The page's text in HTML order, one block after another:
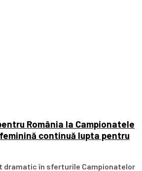
România la Campionatele
continuă lupta pentru
dramatic în sferturile Campionatelor